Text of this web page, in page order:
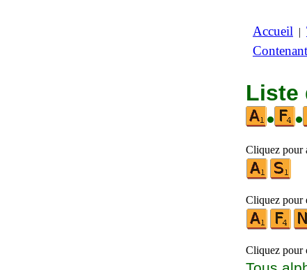
Accueil |
Liste
•
•
Cliquez pour
Cliquez pour
Cliquez pour